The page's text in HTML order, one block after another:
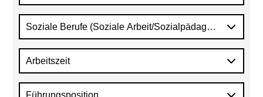
Soziale Berufe (Soziale Arbeit/Sozialpädagogik)
Arbeitszeit
Führungsposition